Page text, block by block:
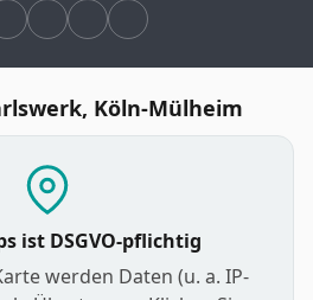
Köln-Mülheim
ist DSGVO-pflichtig
werden Daten (u. a. IP-